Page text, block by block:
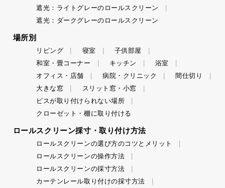
遮光：ライトグレーのロールスクリーン
遮光：ダークグレーのロールスクリーン
場所別
リビング 寝室
子供部屋
和室・畳コーナー
キッチン
浴室
オフィス・店舗
病院・クリニック
間仕切り
大きな窓
スリット窓・小窓
ビスが取り付けられない場所
クローゼット・棚に取り付ける
ロールスクリーン採寸・取り付け方法
ロールスクリーンの選び方のコツとメリット
ロールスクリーンの操作方法
ロールスクリーンの採寸方法
カーテンレール取り付けの採寸方法